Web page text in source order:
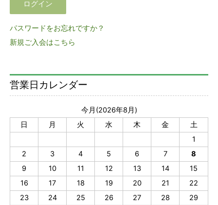
パスワードをお忘れですか？
新規ご入会はこちら
営業日カレンダー
今月(2026年8月)
日
月 火 水 木 金
土
1
2
3 4 5 6 7
8
9
10 11 12 13 14
15
16
17 18 19 20 21
22
23
24 25 26 27 28
29